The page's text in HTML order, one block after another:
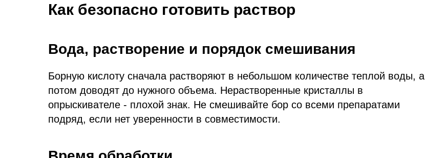
Как безопасно готовить раствор
Вода, растворение и порядок смешивания
Борную кислоту сначала растворяют в небольшом количестве теплой воды, а
потом доводят до нужного объема. Нерастворенные кристаллы в
опрыскивателе - плохой знак. Не смешивайте бор со всеми препаратами
подряд, если нет уверенности в совместимости.